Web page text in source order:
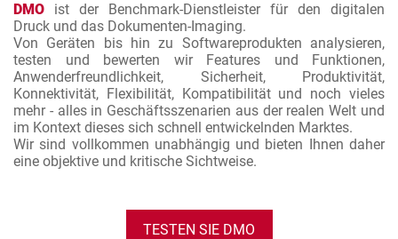
DMO ist der Benchmark-Dienstleister für den digitalen
Druck und das Dokumenten-Imaging.
Von Geräten bis hin zu Softwareprodukten analysieren,
testen und bewerten wir Features und Funktionen,
Anwenderfreundlichkeit, Sicherheit, Produktivität,
Konnektivität, Flexibilität, Kompatibilität und noch vieles
mehr - alles in Geschäftsszenarien aus der realen Welt und
im Kontext dieses sich schnell entwickelnden Marktes.
Wir sind vollkommen unabhängig und bieten Ihnen daher
eine objektive und kritische Sichtweise.
TESTEN SIE DMO